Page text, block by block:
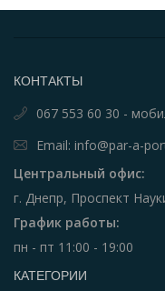
КОНТАКТЫ
067 553 60 30 -
Email: info@par-a-
Центральный офис:
г. Днепр, Проспект
График работы:
пн - пт 11:00 - 19:00
КАТЕГОРИИ